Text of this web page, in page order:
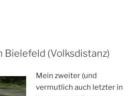
Bielefeld (Volksdistanz)
Mein zweiter (und
vermutlich auch letzter in